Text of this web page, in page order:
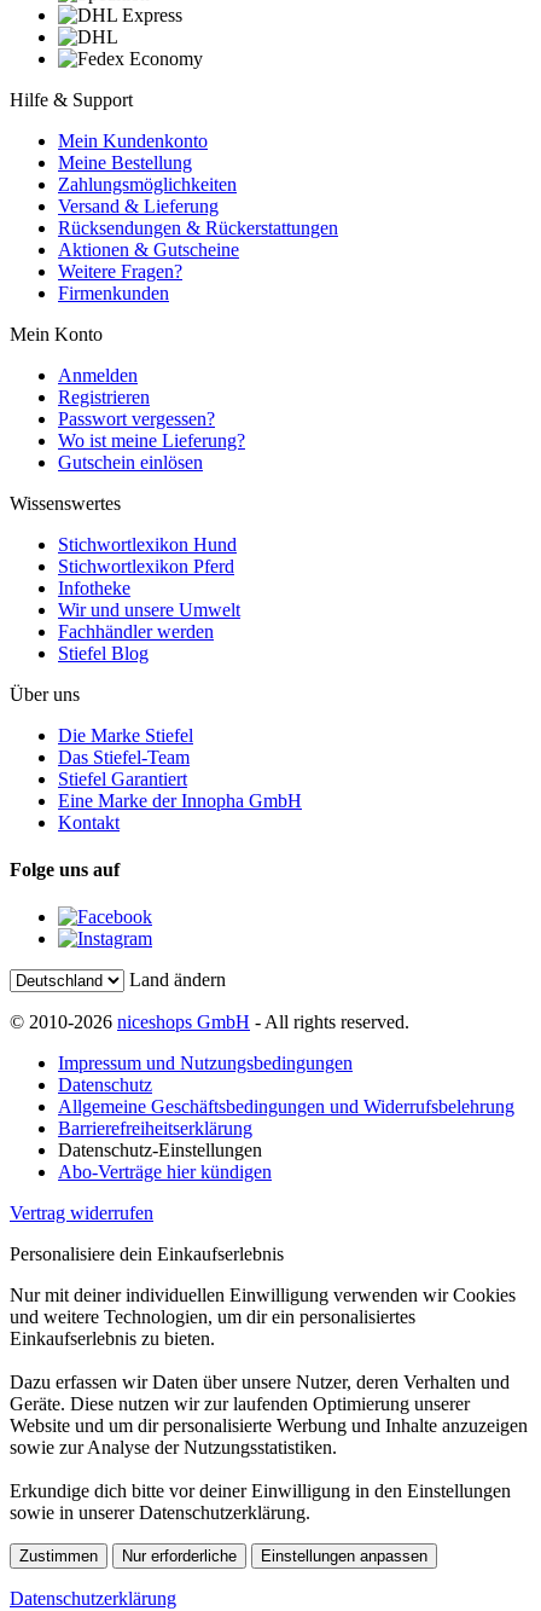
Hilfe & Support
Mein Kundenkonto
Meine Bestellung
Zahlungsmöglichkeiten
Versand & Lieferung
Rücksendungen & Rückerstattungen
Aktionen & Gutscheine
Weitere Fragen?
Firmenkunden
Mein Konto
Anmelden
Registrieren
Passwort vergessen?
Wo ist meine Lieferung?
Gutschein einlösen
Wissenswertes
Stichwortlexikon Hund
Stichwortlexikon Pferd
Infotheke
Wir und unsere Umwelt
Fachhändler werden
Stiefel Blog
Über uns
Die Marke Stiefel
Das Stiefel-Team
Stiefel Garantiert
Eine Marke der Innopha GmbH
Kontakt
Folge uns auf
Land ändern
© 2010-2026 niceshops GmbH - All rights reserved.
Impressum und Nutzungsbedingungen
Datenschutz
Allgemeine Geschäftsbedingungen und Widerrufsbelehrung
Barrierefreiheitserklärung
Datenschutz-Einstellungen
Abo-Verträge hier kündigen
Vertrag widerrufen
Personalisiere dein Einkaufserlebnis
Nur mit deiner individuellen Einwilligung verwenden wir Cookies
und weitere Technologien, um dir ein personalisiertes
Einkaufserlebnis zu bieten.
Dazu erfassen wir Daten über unsere Nutzer, deren Verhalten und
Geräte. Diese nutzen wir zur laufenden Optimierung unserer
Website und um dir personalisierte Werbung und Inhalte anzuzeigen
sowie zur Analyse der Nutzungsstatistiken.
Erkundige dich bitte vor deiner Einwilligung in den Einstellungen
sowie in unserer Datenschutzerklärung.
Zustimmen Nur erforderliche Einstellungen anpassen
Datenschutzerklärung